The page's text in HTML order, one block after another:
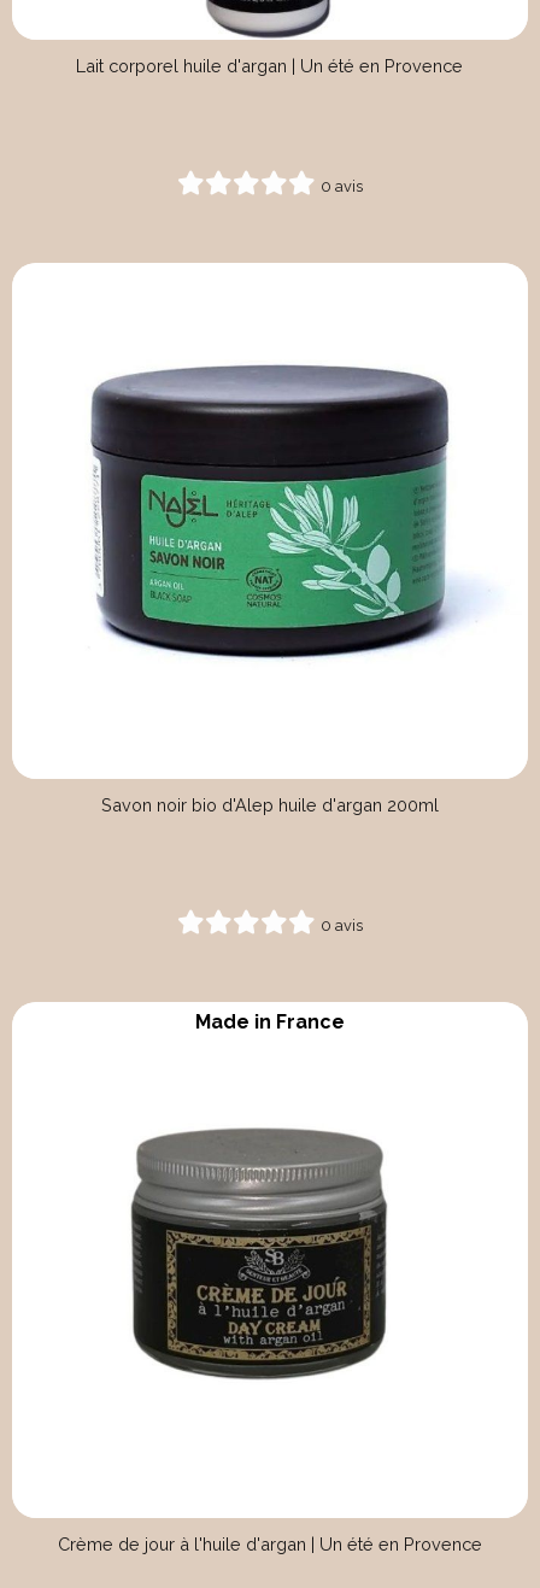
Lait corporel huile d'argan | Un été en Provence
0 avis
Savon noir bio d'Alep huile d'argan 200ml
0 avis
Crème de jour à l'huile d'argan | Un été en Provence
Made in France